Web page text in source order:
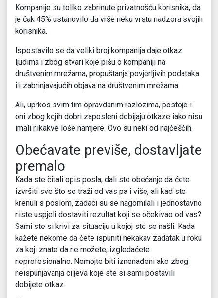
Kompanije su toliko zabrinute privatnošću korisnika, da
je čak 45% ustanovilo da vrše neku vrstu nadzora svojih
korisnika.
Ispostavilo se da veliki broj kompanija daje otkaz
ljudima i zbog stvari koje pišu o kompaniji na
društvenim mrežama, propuštanja povjerljivih podataka
ili zabrinjavajućih objava na društvenim mrežama.
Ali, uprkos svim tim opravdanim razlozima, postoje i
oni zbog kojih dobri zaposleni dobijaju otkaze iako nisu
imali nikakve loše namjere. Ovo su neki od najčešćih.
Obećavate previše, dostavljate
premalo
Kada ste čitali opis posla, dali ste obećanje da ćete
izvršiti sve što se traži od vas pa i više, ali kad ste
krenuli s poslom, zadaci su se nagomilali i jednostavno
niste uspjeli dostaviti rezultat koji se očekivao od vas?
Sami ste si krivi za situaciju u kojoj ste se našli. Kada
kažete nekome da ćete ispuniti nekakav zadatak u roku
za koji znate da ne možete, izgledaćete
neprofesionalno. Nemojte biti iznenađeni ako zbog
neispunjavanja ciljeva koje ste si sami postavili
dobijete otkaz.